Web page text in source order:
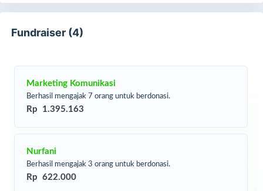
sahabat, insyaAllah menjadi amal jariyah yang sampai kepada
Fundraiser (4)
Marketing Komunikasi
Berhasil mengajak 7 orang untuk berdonasi.
Rp 1.395.163
Nurfani
Berhasil mengajak 3 orang untuk berdonasi.
Rp 622.000